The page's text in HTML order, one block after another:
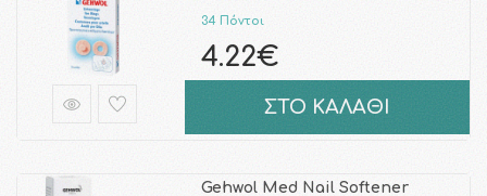
34 Πόντοι
4.22€
ΣΤΟ ΚΑΛΑΘΙ
Gehwol Med Nail Softener